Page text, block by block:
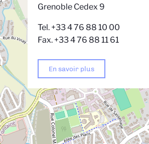
Grenoble Cedex 9
Tel. +33 4 76 88 10 00
Fax. +33 4 76 88 11 61
En savoir plus